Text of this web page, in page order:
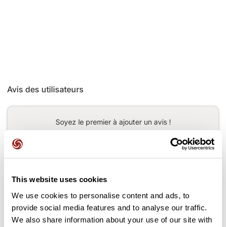
This website uses cookies
We use cookies to personalise content and ads, to
provide social media features and to analyse our traffic.
We also share information about your use of our site with
Avis des utilisateurs
Soyez le premier à ajouter un avis !
Cols le long du parcours